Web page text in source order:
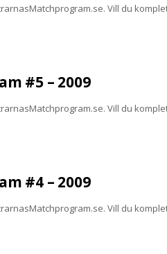
Vill du
#5 – 2009
Vill du
#4 – 2009
Vill du